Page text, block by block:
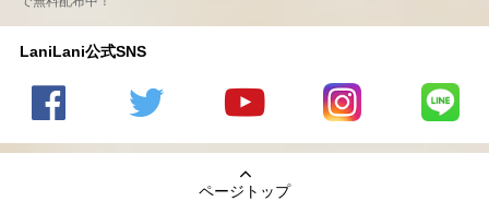
LaniLani公式SNS
の
のtwitter
の
Youtube
ページトップ